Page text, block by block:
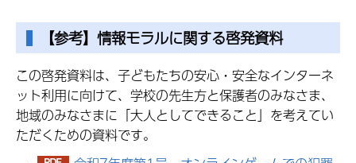
【参考】情報モラルに関する啓発資料
この啓発資料は、子どもたちの安心・安全なインターネ
ット利用に向けて、学校の先生方と保護者のみなさま、
地域のみなさまに「大人としてできること」を考えてい
ただくための資料です。